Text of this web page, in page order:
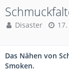
Disaster
Das Nähen von
Smoken.